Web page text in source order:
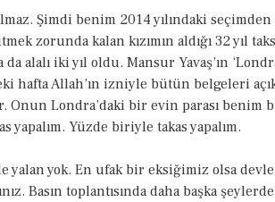
Şimdi benim 2014 yılındaki
zorunda kalan kızımın aldığı 32 yıl
alalı iki yıl oldu. Mansur Yavaş’ın
hafta Allah’ın izniyle bütün belgeleri
Onun Londra’daki bir evin parası benim
yapalım. Yüzde biriyle takas yapalım.
yalan yok. En ufak bir eksiğimiz olsa
Basın toplantısında daha başka şeylerde